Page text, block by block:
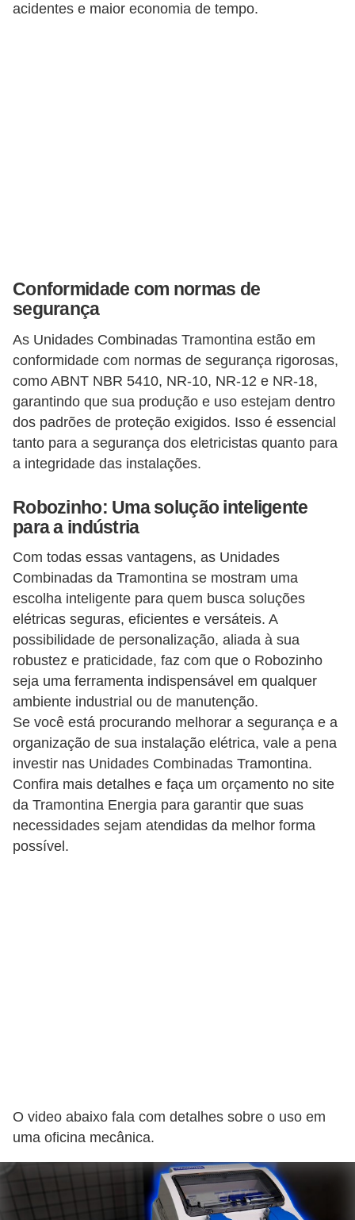
acidentes e maior economia de tempo.
Conformidade com normas de
segurança
As Unidades Combinadas Tramontina estão em
conformidade com normas de segurança rigorosas,
como ABNT NBR 5410, NR-10, NR-12 e NR-18,
garantindo que sua produção e uso estejam dentro
dos padrões de proteção exigidos. Isso é essencial
tanto para a segurança dos eletricistas quanto para
a integridade das instalações.
Robozinho: Uma solução inteligente
para a indústria
Com todas essas vantagens, as Unidades
Combinadas da Tramontina se mostram uma
escolha inteligente para quem busca soluções
elétricas seguras, eficientes e versáteis. A
possibilidade de personalização, aliada à sua
robustez e praticidade, faz com que o Robozinho
seja uma ferramenta indispensável em qualquer
ambiente industrial ou de manutenção.
Se você está procurando melhorar a segurança e a
organização de sua instalação elétrica, vale a pena
investir nas Unidades Combinadas Tramontina.
Confira mais detalhes e faça um orçamento no site
da Tramontina Energia para garantir que suas
necessidades sejam atendidas da melhor forma
possível.
O video abaixo fala com detalhes sobre o uso em
uma oficina mecânica.
r
r
a
e
n
t
a
s
p
a
r
e
l
e
t
r
i
c
s
t
a
l
e